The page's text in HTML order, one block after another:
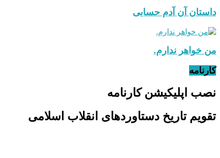
داستان آن آدم حسابی
من خواهر ندارم.
کارنامه
نصب اپلیکیشن کارنامه
تقویم تاریخ دستاوردهای انقلاب اسلامی